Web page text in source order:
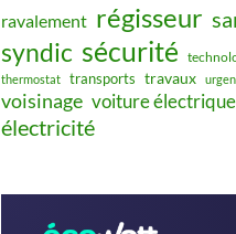
ravalement régisseur
syndic sécurité
thermostat transports travaux
voisinage voiture électrique
électricité